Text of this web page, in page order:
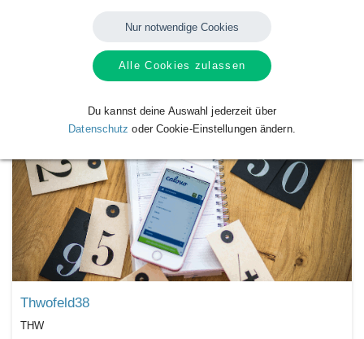
VerfügbareKalendervonTHW
Thwofeld38
THW
Nur notwendige Cookies
Alle Cookies zulassen
Du kannst deine Auswahl jederzeit über
Datenschutz oder Cookie-Einstellungen ändern.